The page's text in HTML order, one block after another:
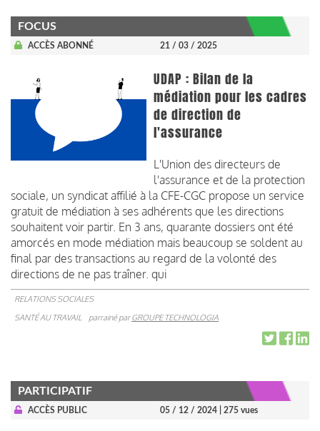
FOCUS
ACCÈS ABONNÉ 21 / 03 / 2025
UDAP : Bilan de la
médiation pour les cadres
de direction de
l'assurance
L'Union des directeurs de
l'assurance et de la protection
sociale, un syndicat affilié à la CFE-CGC propose un service
gratuit de médiation à ses adhérents que les directions
souhaitent voir partir. En 3 ans, quarante dossiers ont été
amorcés en mode médiation mais beaucoup se soldent au
final par des transactions au regard de la volonté des
directions de ne pas traîner. qui
RELATIONS SOCIALES
SANTÉ AU TRAVAIL
parrainé parGROUPE TECHNOLOGIA
PARTICIPATIF
ACCÈS PUBLIC 05 / 12 / 2024 | 275 vues